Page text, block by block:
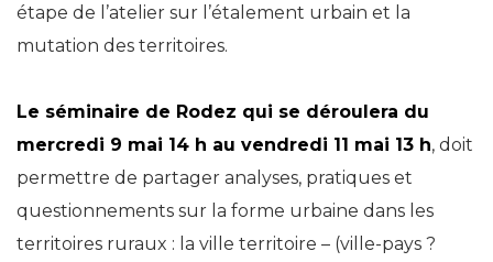
étape de l’atelier sur l’étalement urbain et la
mutation des territoires.
Le séminaire de Rodez qui se déroulera du
mercredi 9 mai 14 h au vendredi 11 mai 13 h, doit
permettre de partager analyses, pratiques et
questionnements sur la forme urbaine dans les
territoires ruraux : la ville territoire – (ville-pays ?